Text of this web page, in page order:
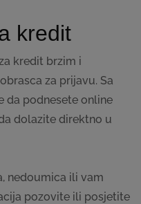
kredit
kredit brzim i
za prijavu. Sa
da podnesete online
dolazite direktno u
nedoumica ili vam
pozovite ili posjetite